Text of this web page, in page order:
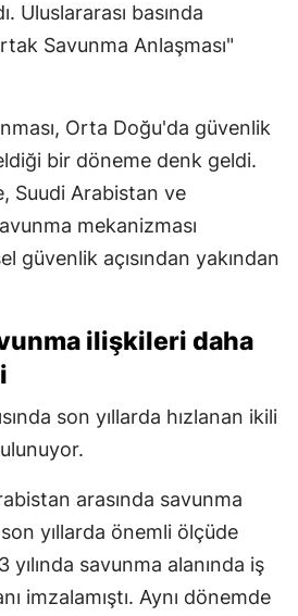
Uluslararası basında
Savunma Anlaşması"
Orta Doğu'da güvenlik
bir döneme denk geldi.
Suudi Arabistan ve
mekanizması
güvenlik açısından yakından
ilişkileri daha
son yıllarda hızlanan ikili
arasında savunma
yıllarda önemli ölçüde
savunma alanında iş
imzalamıştı. Aynı dönemde